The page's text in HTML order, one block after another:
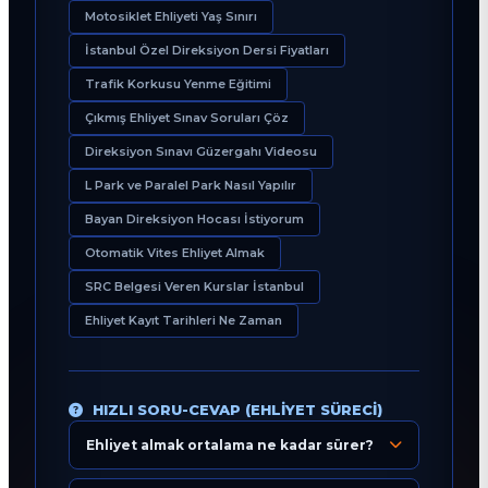
Motosiklet Ehliyeti Yaş Sınırı
İstanbul Özel Direksiyon Dersi Fiyatları
Trafik Korkusu Yenme Eğitimi
Çıkmış Ehliyet Sınav Soruları Çöz
Direksiyon Sınavı Güzergahı Videosu
L Park ve Paralel Park Nasıl Yapılır
Bayan Direksiyon Hocası İstiyorum
Otomatik Vites Ehliyet Almak
SRC Belgesi Veren Kurslar İstanbul
Ehliyet Kayıt Tarihleri Ne Zaman
HIZLI SORU-CEVAP (EHLIYET SÜRECI)
Ehliyet almak ortalama ne kadar sürer?
Eğitim Danışmanı